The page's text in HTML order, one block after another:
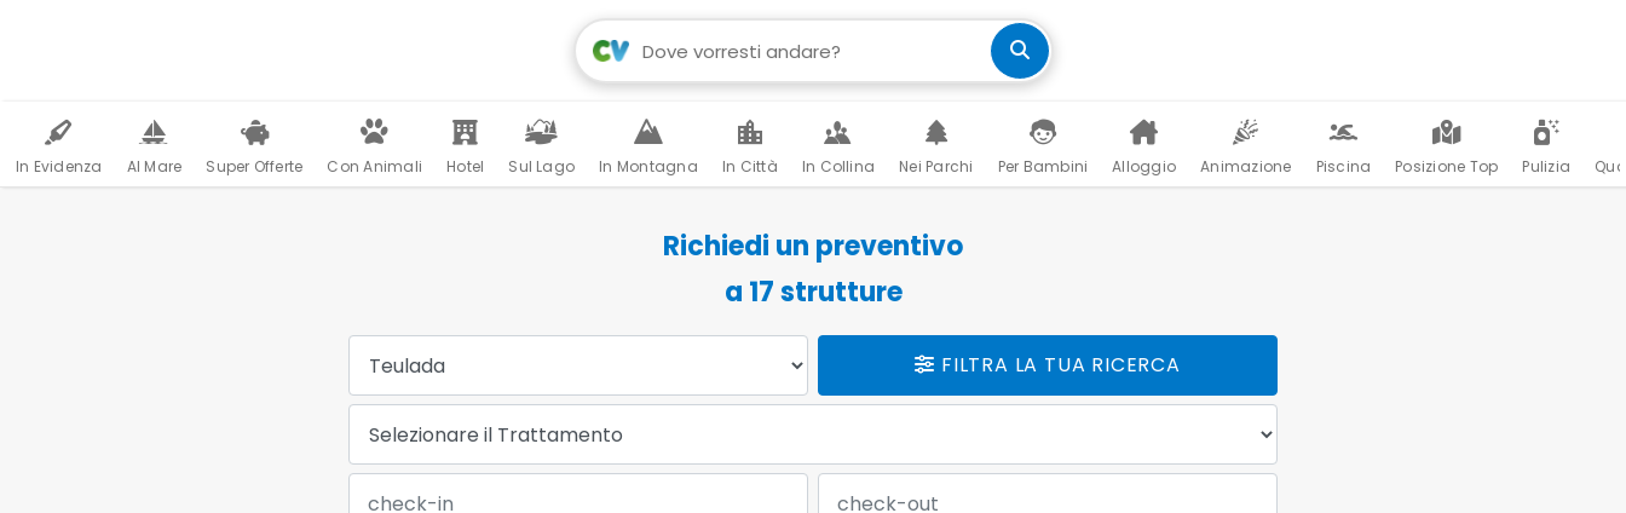
In Evidenza Al Mare Super Offerte Con Animali Hotel Sul Lago In Montagna In Città In Collina Nei Parchi Per Bambini Alloggio Animazione Piscina Posizione Top Pulizia
Richiedi un preventivo
a 17strutture
FILTRA LA TUA RICERCA